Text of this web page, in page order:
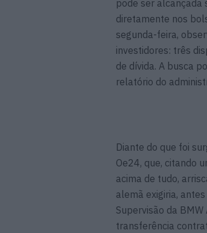
pode ser alcançada
diretamente nos
segunda-feira,
investidores: três
de dívida. A busca
relatório do
Diante do que foi
Oe24, que, citando
acima de tudo,
alemã exigiria,
Supervisão da
transferência